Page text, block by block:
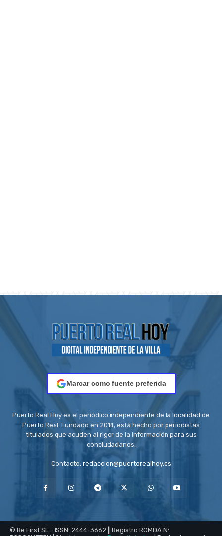
Marcar como fuente preferida
Puerto Real Hoy es el periódico independiente de la localidad de
Puerto Real. Fundado en 2014, está hecho por periodistas
titulados que acuden al rigor de la información para sus
conciudadanos.
Contacto: redaccion@puertorealhoy.es
© Be First SL - ISSN: 2444-3662 || Registro ROMDA Nº